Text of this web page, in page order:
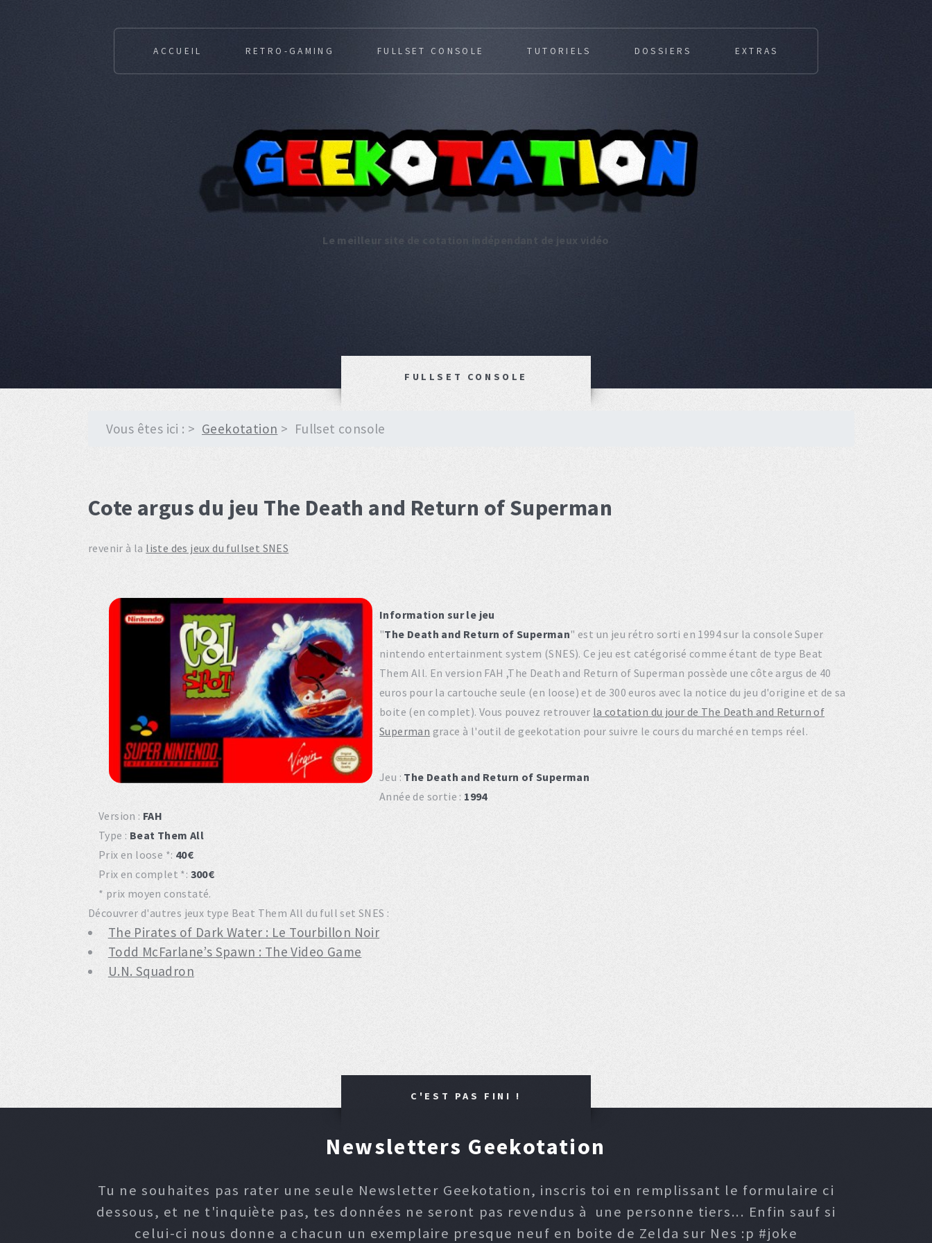
Le meilleur site de cotation indépendant de jeux vidéo
ACCUEIL RETRO-GAMING FULLSET CONSOLE TUTORIELS DOSSIERS EXTRAS
FULLSET CONSOLE
Vous êtes ici : Geekotation Fullset console
Cote argus du jeu The Death and Return of Superman
revenir à la liste des jeux du fullset SNES
Information sur le jeu
"The Death and Return of Superman" est un jeu rétro sorti en 1994 sur la console Super
nintendo entertainment system (SNES). Ce jeu est catégorisé comme étant de type Beat
Them All. En version FAH ,The Death and Return of Superman possède une côte argus de 40
euros pour la cartouche seule (en loose) et de 300 euros avec la notice du jeu d'origine et de sa
boite (en complet). Vous pouvez retrouver la cotation du jour de The Death and Return of
Superman grace à l'outil de geekotation pour suivre le cours du marché en temps réel.
Jeu : The Death and Return of Superman
Année de sortie : 1994
Version : FAH
Type : Beat Them All
Prix en loose *: 40€
Prix en complet *: 300€
* prix moyen constaté.
Découvrer d'autres jeux type Beat Them All du full set SNES :
The Pirates of Dark Water : Le Tourbillon Noir
Todd McFarlane’s Spawn : The Video Game
U.N. Squadron
C'EST PAS FINI !
Newsletters Geekotation
Tu ne souhaites pas rater une seule Newsletter Geekotation, inscris toi en remplissant le formulaire ci
dessous, et ne t'inquiète pas, tes données ne seront pas revendus à une personne tiers... Enfin sauf si
celui-ci nous donne a chacun un exemplaire presque neuf en boite de Zelda sur Nes :p #joke